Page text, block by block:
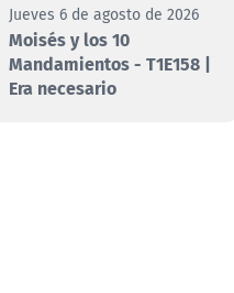
Jueves 6 de agosto de 2026
Moisés y los 10
Mandamientos - T1E158 |
Era necesario